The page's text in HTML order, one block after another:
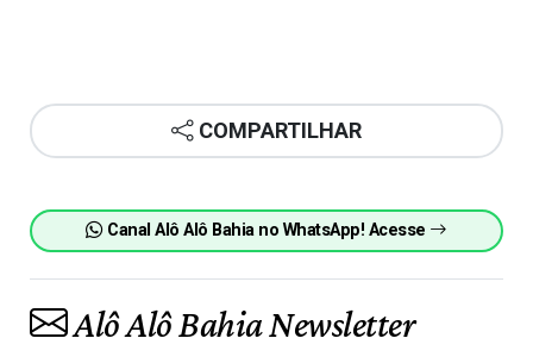
COMPARTILHAR
Canal Alô Alô Bahia no WhatsApp! Acesse
Alô Alô Bahia Newsletter